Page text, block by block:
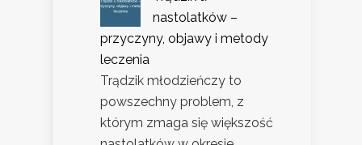
nastolatków –
przyczyny, objawy i metody
leczenia
Trądzik młodzieńczy to
powszechny problem, z
którym zmaga się większość